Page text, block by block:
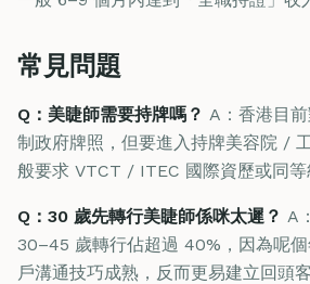
常見問題
Q：美睫師需要持牌嗎？ A：香港目
制政府牌照，但要進入持牌美容院 /
般要求 VTCT / ITEC 國際資歷或同等
Q：30 歲先轉行美睫師係咪太遲？ A
30–45 歲轉行佔超過 40%，因為呢
戶溝通技巧成熟，反而更易建立回頭客